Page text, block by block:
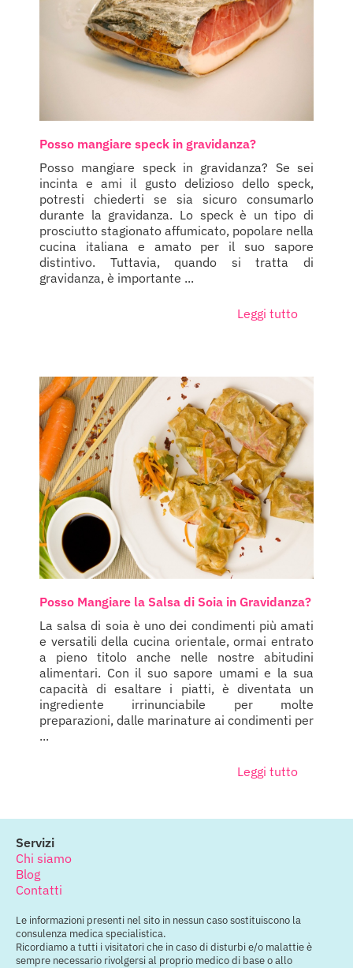
Posso mangiare speck in gravidanza?
Posso mangiare speck in gravidanza? Se sei
incinta e ami il gusto delizioso dello speck,
potresti chiederti se sia sicuro consumarlo
durante la gravidanza. Lo speck è un tipo di
prosciutto stagionato affumicato, popolare nella
cucina italiana e amato per il suo sapore
distintivo. Tuttavia, quando si tratta di
gravidanza, è importante ...
Leggi tutto
Posso Mangiare la Salsa di Soia in Gravidanza?
La salsa di soia è uno dei condimenti più amati
e versatili della cucina orientale, ormai entrato
a pieno titolo anche nelle nostre abitudini
alimentari. Con il suo sapore umami e la sua
capacità di esaltare i piatti, è diventata un
ingrediente irrinunciabile per molte
preparazioni, dalle marinature ai condimenti per
...
Leggi tutto
Servizi
Chi siamo
Blog
Contatti
Le informazioni presenti nel sito in nessun caso sostituiscono la
consulenza medica specialistica.
Ricordiamo a tutti i visitatori che in caso di disturbi e/o malattie è
sempre necessario rivolgersi al proprio medico di base o allo